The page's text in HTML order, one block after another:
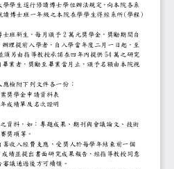
國
大學學生逕行修讀博士學位
入學就讀博士班一年級之本
(學程
)
選的逕讀博士班新生，每月
2 萬元獎學金，獎
月一日起，辦理提前入學者
；並須另由指導教授承諾在
54萬之研究
若於四年內畢業者，獎勵至
性調整。
時，申請人應檢附下列文件
培育專案獎學金申請資料表
士班歷年成績單及名次證明
計畫
於審查之資料，如：專題成
利、競賽獎項等。
源由本院自籌收入經費支
學年之學習成績並提出書面
行口頭報告審議通過後方可